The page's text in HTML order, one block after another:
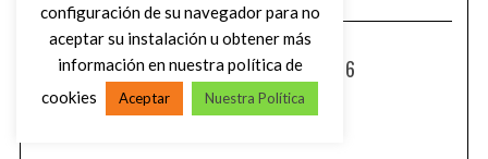
LISTA SUCIA AGOSTO 2026
configuración de su navegador para no
aceptar su instalación u obtener más
información en nuestra política de
cookies
Aceptar Nuestra Política